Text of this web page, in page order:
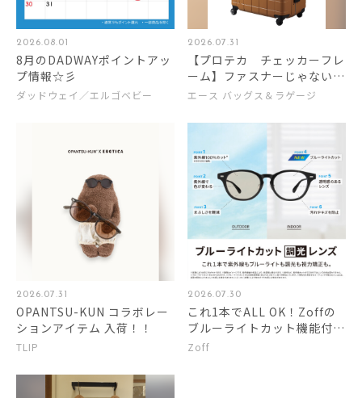
2026.08.01
8月のDADWAYポイントアッ
プ情報☆彡
ダッドウェイ／エルゴベビー
2026.07.31
【プロテカ チェッカーフレ
ーム】ファスナーじゃないフ
レームタイプのスーツケース
エース バッグス＆ラゲージ
2026.07.31
OPANTSU-KUN コラボレー
ションアイテム 入荷！！
TLIP
2026.07.30
これ1本でALL OK！Zoffの
ブルーライトカット機能付き
調光レンズ
Zoff